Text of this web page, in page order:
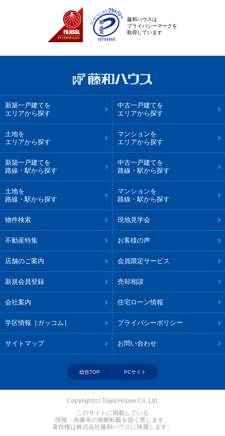
藤和ハウスは
プライバシーマークを
取得しています
新築一戸建てを
エリアから探す
中古一戸建てを
エリアから探す
土地を
エリアから探す
マンションを
エリアから探す
新築一戸建てを
路線・駅から探す
中古一戸建てを
路線・駅から探す
土地を
路線・駅から探す
マンションを
路線・駅から探す
物件検索 現地見学会
不動産特集 お客様の声
店舗のご案内 会員限定サービス
新規会員登録 売却相談
会社案内 住宅ローン情報
学区情報［ガッコム］ プライバシーポリシー
サイトマップ お問い合わせ
総合TOP PCサイト
Copyright(c) Towa House Co.,Ltd.
このサイトに掲載している
情報・画像等の無断転載を固く禁じます。
著作権は株式会社藤和ハウスに帰属します。